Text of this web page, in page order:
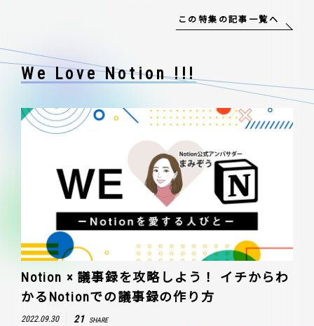
この特集の記事一覧へ
We Love Notion !!!
Notion × 議事録を攻略しよう！ イチからわ
かるNotionでの議事録の作り方
2022.09.30 21 SHARE